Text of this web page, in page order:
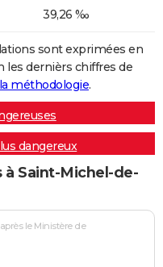
39,26 ‰
sont exprimées en
dernièrs chiffres de
méthodologie.
dangereux
Saint-Michel-de-
le Ministère de